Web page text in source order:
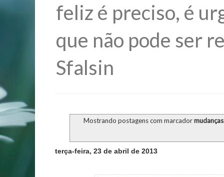
feliz é preciso, é
que não pode ser
Sfalsin
Mostrando postagens com marcadormudanças
terça-feira, 23 de abril de 2013